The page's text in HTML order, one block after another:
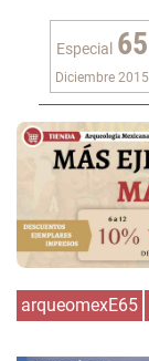
Especial 65
Diciembre 2015
arqueomexE65